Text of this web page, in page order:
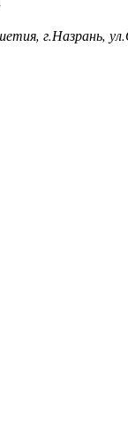
г.Назрань,